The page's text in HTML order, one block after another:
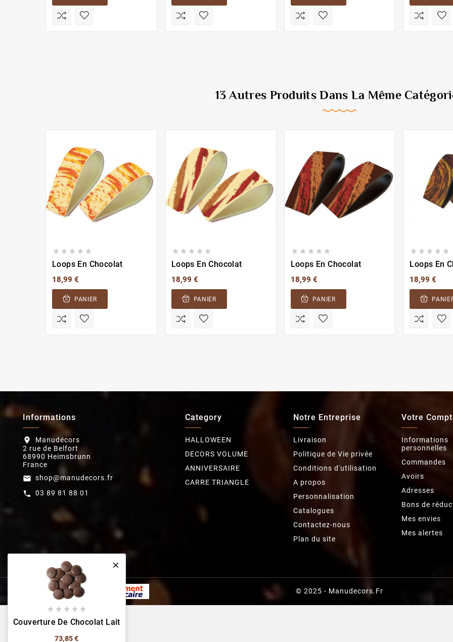

    
Couverture De Chocolat Lait
73,85 €
13 Autres Produits Dans La Même
    
Loops En Chocolat
18,99 €
PANIER
    
Loops En Chocolat
18,99 €
PANIER
    
Loops En Chocolat
18,99 €
PANIER
    
Loops En
18,99 €
Informations
location_on
Manudécors
2 rue de Belfort
68990 Heimsbrunn
France
email shop@manudecors.fr
call 03 89 81 88 01
Category
HALLOWEEN
DECORS VOLUME
ANNIVERSAIRE
CARRE TRIANGLE
Notre Entreprise
Livraison
Politique de Vie privée
Conditions d'utilisation
A propos
Personnalisation
Catalogues
Contactez-nous
Plan du site
Votre
Informations
personnelles
Commandes
Avoirs
Adresses
Bons de
Mes envies
Mes alertes
© 2025 - Manudecors.fr